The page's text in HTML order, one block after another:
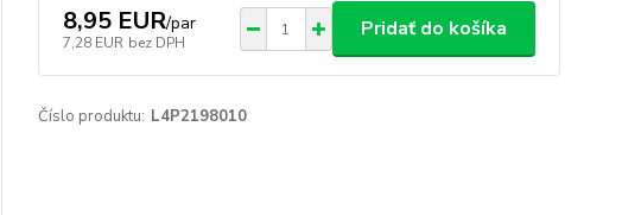
8,95 EUR/par
7,28 EUR bez DPH
Pridať do košíka
Číslo produktu: L4P2198010